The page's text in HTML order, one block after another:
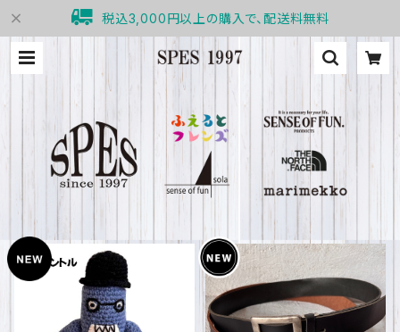
税込3,000円以上の購入で、配送料無料